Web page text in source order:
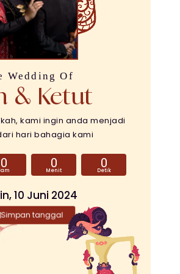
Wedding Of
& Ketut
kami ingin anda menjadi
hari bahagia kami
0 0
Menit
0
Detik
10 Juni 2024
Simpan tanggal